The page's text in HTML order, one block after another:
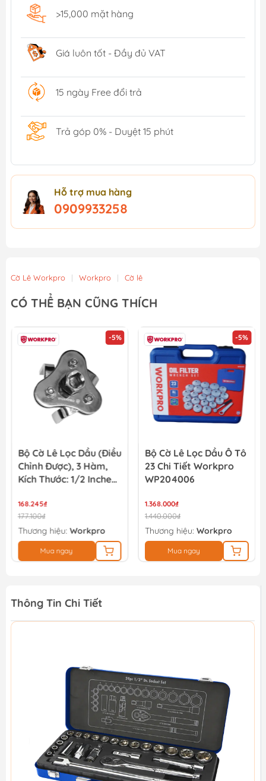
>15,000 mặt hàng
Giá luôn tốt - Đầy đủ VAT
15 ngày Free đổi trả
Trả góp 0% - Duyệt 15 phút
Hỗ trợ mua hàng
0909933258
Cờ Lê Workpro | Workpro | Cờ lê
CÓ THỂ BẠN CŨNG THÍCH
-5%
Bộ Cờ Lê Lọc Dầu (điều
Chỉnh Được), 3 Hàm,
Kích Thước: 1/2 Inches,
168.245₫
177.100₫
Thương hiệu: Workpro
Mua ngay
-5%
Bộ Cờ Lê Lọc Dầu Ô Tô
23 Chi Tiết Workpro
WP204006
1.368.000₫
1.440.000₫
Thương hiệu: Workpro
Mua ngay
Thông Tin Chi Tiết